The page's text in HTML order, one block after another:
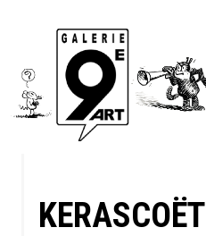
KERASCOËT